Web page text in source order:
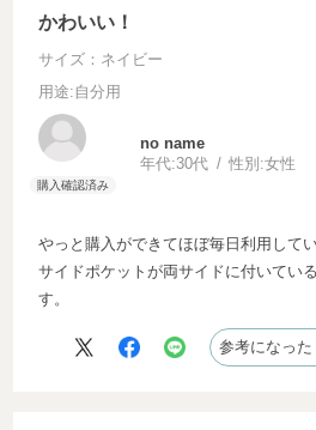
かわいい！
サイズ：ネイビー
用途:自分用
no name
年代:30代 性別:女性
っと購入ができてほぼ毎日利用して
サイドポケットが両サイドに付いてい
す。
参考になった